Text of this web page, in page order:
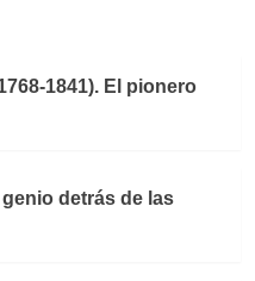
1841). El pionero
detrás de las